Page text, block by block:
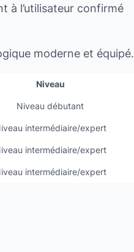
à l’utilisateur confirmé
moderne et équipé.
Niveau
Niveau débutant
intermédiaire/expert
intermédiaire/expert
intermédiaire/expert